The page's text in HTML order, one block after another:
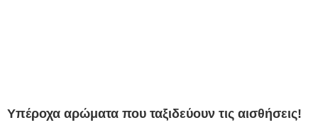
Υπέροχα αρώματα που ταξιδεύουν τις αισθήσεις!